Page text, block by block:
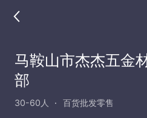
马鞍山市杰杰五金
部
30-60人 百货批发零售